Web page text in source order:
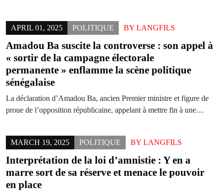
APRIL 01, 2025 POLITIQUE BY LANGFILS
Amadou Ba suscite la controverse : son appel à
« sortir de la campagne électorale
permanente » enflamme la scène politique
sénégalaise
La déclaration d’Amadou Ba, ancien Premier ministre et figure de
proue de l’opposition républicaine, appelant à mettre fin à une…
MARCH 19, 2025 POLITIQUE BY LANGFILS
Interprétation de la loi d’amnistie : Y en a
marre sort de sa réserve et menace le pouvoir
en place